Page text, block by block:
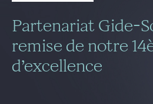
Lawyers
Practices
Global
Partenariat Gide-
remise de notre
d’excellence